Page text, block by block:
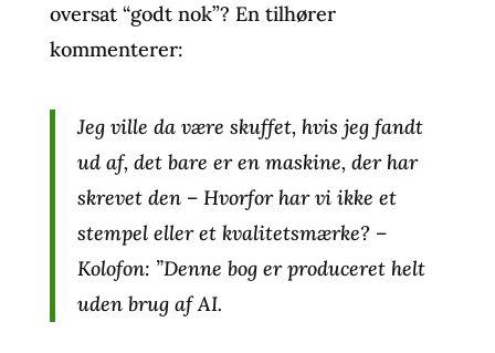
oversat “godt nok”? En tilhører
kommenterer:
Jeg ville da være skuffet, hvis jeg fandt
ud af, det bare er en maskine, der har
skrevet den – Hvorfor har vi ikke et
stempel eller et kvalitetsmærke? –
Kolofon: ”Denne bog er produceret helt
uden brug af AI.